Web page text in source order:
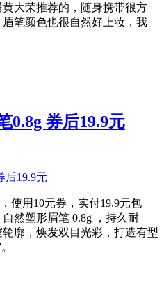
大荣推荐的，随身携带很方
笔颜色也很自然好上妆，我
0.8g 券后19.9元
使用10元券，实付19.9元包
然塑形眉笔 0.8g ，持久耐
廓，焕发双目光彩，打造有型